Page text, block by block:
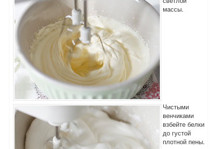
массы.
Чистыми
венчиками
взбейте белки
до густой
плотной пены.